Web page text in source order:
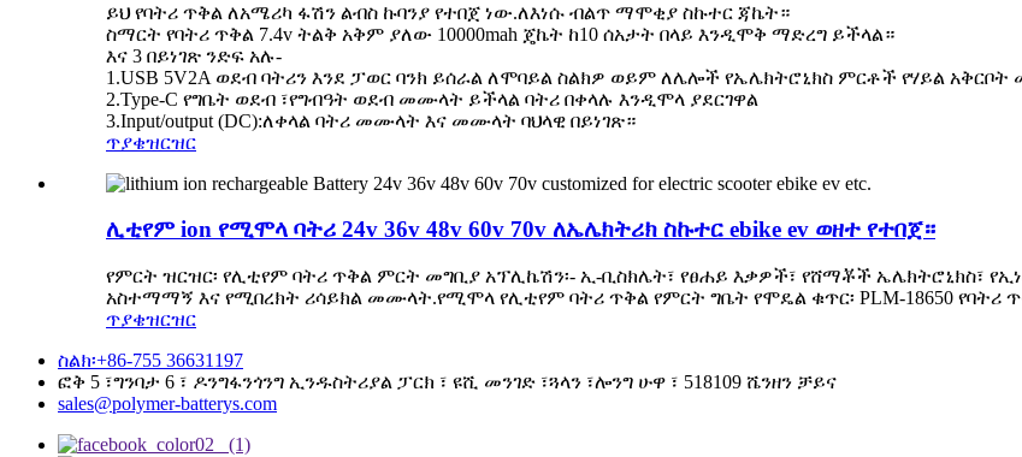
ይህ የባትሪ ጥቅል ለአሜሪካ ፋሽን ልብስ ኩባንያ የተበጀ ነው.ለእነሱ ብልጥ ማሞቂያ ስኩተር ጃኬት።
ስማርት የባትሪ ጥቅል 7.4v ትልቅ አቅም ያለው 10000mah ጄኬት ከ10 ሰአታት በላይ እንዲሞቅ ማድረግ ይችላል።
እና 3 በይነገጽ ንድፍ አሉ-
1.USB 5V2A ወደብ ባትሪን እንደ ፓወር ባንክ ይሰራል ለሞባይል ስልክዎ ወይም ለሌሎች የኤሌክትሮኒክስ ምርቶች የሃይል
2.Type-C የግቤት ወደብ ፣የግብዓት ወደብ መሙላት ይችላል ባትሪ በቀላሉ እንዲሞላ ያደርገዋል
3.Input/output (DC):ለቀላል ባትሪ መሙላት እና መሙላት ባህላዊ በይነገጽ።
ጥያቄዝርዝር
ሊቲየም ion የሚሞላ ባትሪ 24v 36v 48v 60v 70v ለኤሌክትሪክ ስኩተር ebike ev ወዘተ የተበጀ።
የምርት ዝርዝር፡ የሊቲየም ባትሪ ጥቅል ምርት መግቢያ አፕሊኬሽን፡- ኢ-ቢስክሌት፣ የፀሐይ እቃዎች፣ የሸማቾች ኤሌክትሮኒክስ፣
አስተማማኝ እና የሚበረክት ሪሳይክል መሙላት.የሚሞላ የሊቲየም ባትሪ ጥቅል የምርት ግቤት የሞዴል ቁጥር፡ PLM-18650 የባትሪ
ጥያቄዝርዝር
ስልክ፡+86-755 36631197
ፎቅ 5 ፣ግንባታ 6 ፣ ዶንግፋንጎንግ ኢንዱስትሪያል ፓርክ ፣ ዩሺ መንገድ ፣ጓላን ፣ሎንግ ሁዋ ፣ 518109 ሼንዘን ቻይና
sales@polymer-batterys.com